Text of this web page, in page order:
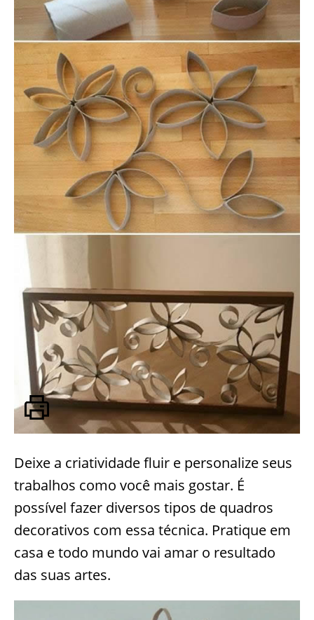
Deixe a criatividade fluir e personalize seus
trabalhos como você mais gostar. É
possível fazer diversos tipos de quadros
decorativos com essa técnica. Pratique em
casa e todo mundo vai amar o resultado
das suas artes.